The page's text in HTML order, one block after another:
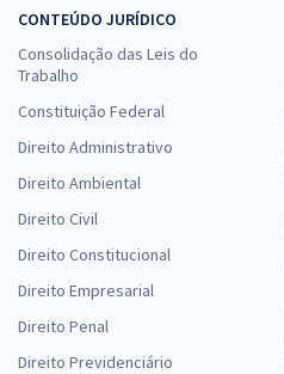
CONTEÚDO JURÍDICO
Consolidação das Leis do
Trabalho
Constituição Federal
Direito Administrativo
Direito Ambiental
Direito Civil
Direito Constitucional
Direito Empresarial
Direito Penal
Direito Previdenciário